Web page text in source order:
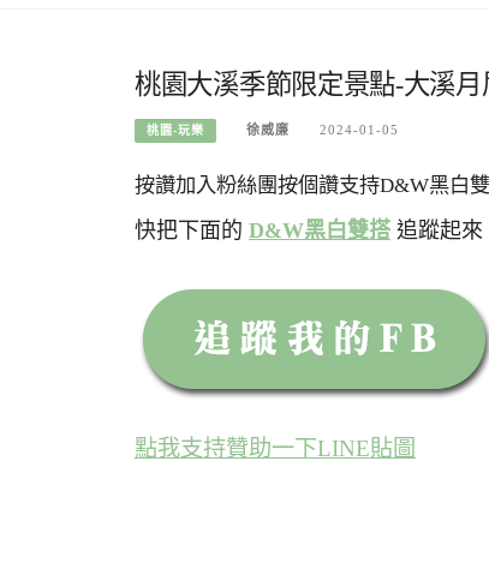
桃園大溪季節限定景點-大溪
桃園-玩樂 徐威廉 2024-01-05
按讚加入粉絲團按個讚支持D&W黑白
快把下面的 D&W黑白雙搭 追蹤起來
點我支持贊助一下LINE貼圖